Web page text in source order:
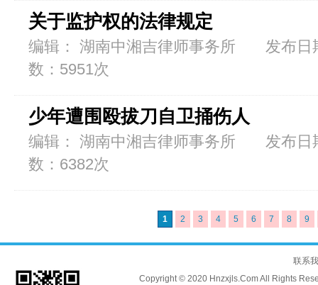
关于监护权的法律规定
编辑： 湖南中湘吉律师事务所 发布
数：5951次
少年遭围殴拔刀自卫捅伤人
编辑： 湖南中湘吉律师事务所 发布
数：6382次
1 2 3 4 5 6 7 8 9
联系
Copyright © 2020 Hnzxjls.Com All Rights